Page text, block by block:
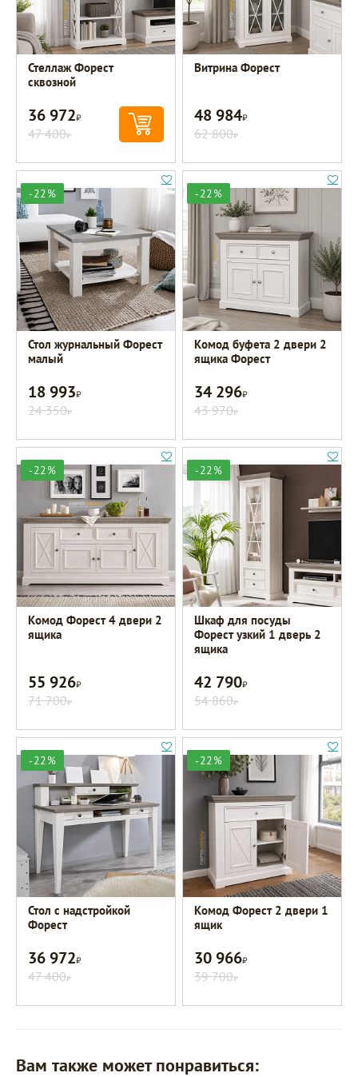
Стеллаж Форест
сквозной
36 972Р
47 400Р
Витрина Форест
48 984Р
62 800Р
-22%
Стол журнальный Форест
малый
18 993Р
24 350Р
-22%
Комод буфета 2 двери 2
ящика Форест
34 296Р
43 970Р
-22%
Комод Форест 4 двери 2
ящика
55 926Р
71 700Р
-22%
Шкаф для посуды
Форест узкий 1 дверь 2
ящика
42 790Р
54 860Р
-22%
Стол с надстройкой
Форест
36 972Р
47 400Р
-22%
Комод Форест 2 двери 1
ящик
30 966Р
39 700Р
Вам также может понравиться: